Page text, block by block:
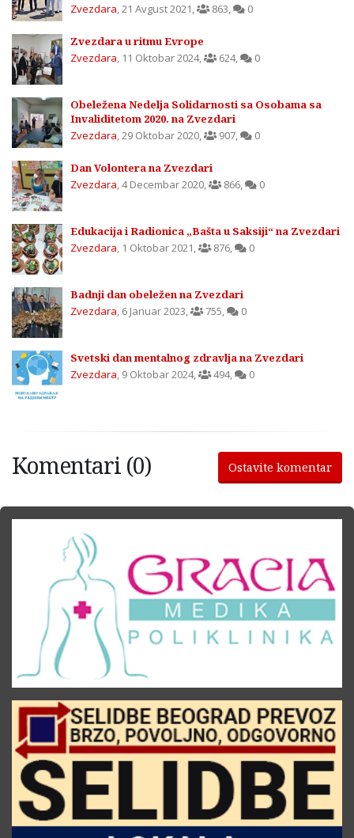
Zvezdara,21 Avgust 2021, 863, 0
Zvezdara u ritmu Evrope
Zvezdara, 11 Oktobar 2024, 624, 0
Obeležena Nedelja Solidarnosti sa Osobama sa
Invaliditetom 2020. na Zvezdari
Zvezdara,29 Oktobar 2020, 907, 0
Dan Volontera na Zvezdari
Zvezdara,4 Decembar 2020, 866, 0
Edukacija i Radionica „Bašta u Saksiji“ na Zvezdari
Zvezdara, 1 Oktobar 2021, 876, 0
Badnji dan obeležen na Zvezdari
Zvezdara, 6 Januar 2023, 755, 0
Svetski dan mentalnog zdravlja na Zvezdari
Zvezdara, 9 Oktobar 2024, 494, 0
Komentari (0) Ostavite komentar